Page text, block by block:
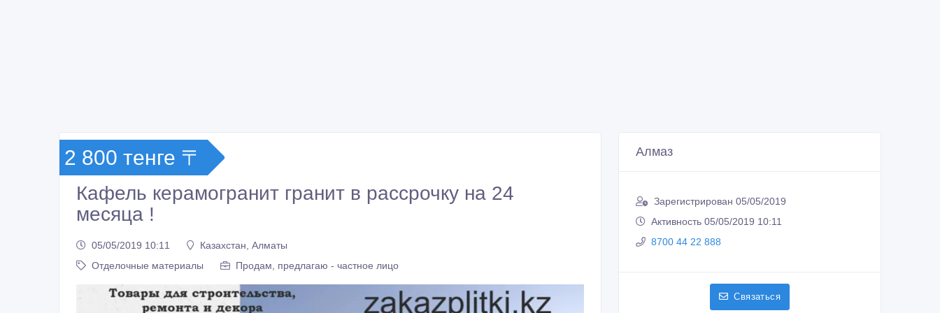
2 800 тенге 〒
Кафель керамогранит гранит в рассрочку на 24
месяца !
05/05/2019 10:11
Казахстан, Алматы
Отделочные материалы
Продам, предлагаю - частное лицо
Алмаз
Зарегистрирован 05/05/2019
Активность 05/05/2019 10:11
8700 44 22 888
Связаться